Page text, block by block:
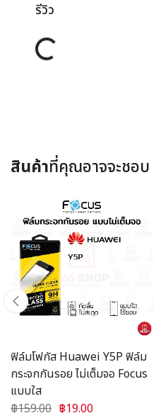
รีวิว
Loading...
สินค้าที่คุณอาจจะชอบ
ฟิล์มโฟกัส Huawei Y5P ฟิล์ม
กระจกกันรอย ไม่เต็มจอ Focus
แบบใส
฿159.00 ฿19.00